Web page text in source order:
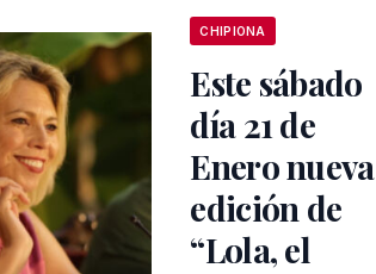
CHIPIONA
Este sábado
día 21 de
Enero nueva
edición de
“Lola, el